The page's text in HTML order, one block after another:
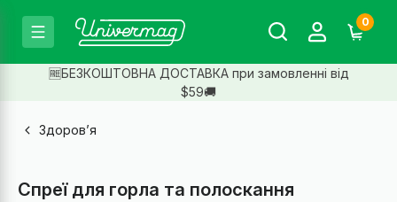
0
🆓БЕЗКОШТОВНА ДОСТАВКА при замовленні від
$59🚚
Здоров’я
Спреї для горла та полоскання